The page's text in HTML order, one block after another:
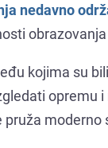
nedavno
kojima su
opremu
moderno